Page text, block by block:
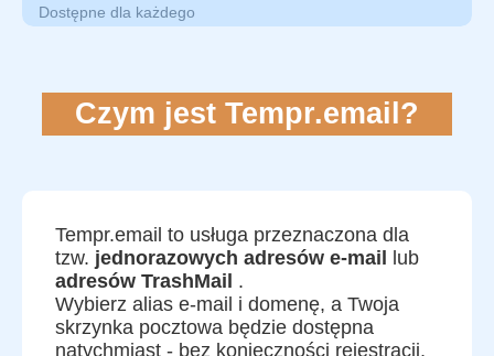
Dostępne dla każdego
Czym jest Tempr.email?
Tempr.email to usługa przeznaczona dla
tzw. jednorazowych adresów e-mail lub
adresów TrashMail .
Wybierz alias e-mail i domenę, a Twoja
skrzynka pocztowa będzie dostępna
natychmiast - bez konieczności rejestracji,